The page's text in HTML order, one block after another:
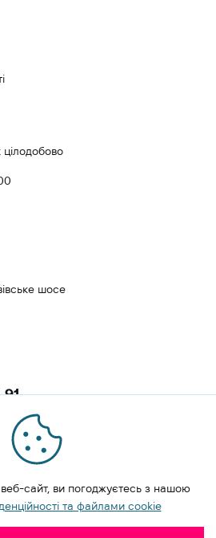
шосе
91
00
ДЗВІНОК
сайт, ви погоджуєтесь з нашою
та файлами cookie